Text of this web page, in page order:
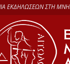
ΕΚΔΗΛΩΣΕΩΝ ΣΤΗ